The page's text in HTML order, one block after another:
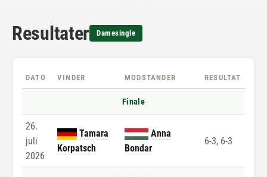
Resultater Damesingle
DATO VINDER MODSTANDER RESULTAT
Finale
26.
juli
2026
Tamara
Korpatsch
Anna
Bondar
6-3, 6-3